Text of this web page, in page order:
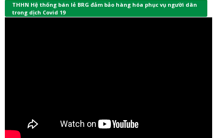
THHN Hệ thống bán lẻ BRG đảm bảo hàng hóa phục vụ người dân
trong dịch Covid 19